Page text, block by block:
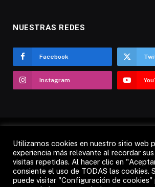
NUESTRAS REDES
Facebook
Instagram
AVISO LEGAL POLÍTICA DE
POLÍTICA DE PRIVACIDAD CANDÁS
CONTACTO
Utilizamos cookies en nuestro sitio web
experiencia más relevante al recordar
visitas repetidas. Al hacer clic en
consiente el uso de TODAS las cookies.
puede visitar "Configuración de cookies"